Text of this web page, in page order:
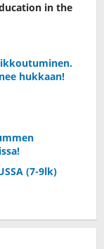
in the
hukkaan!
(7-9lk)